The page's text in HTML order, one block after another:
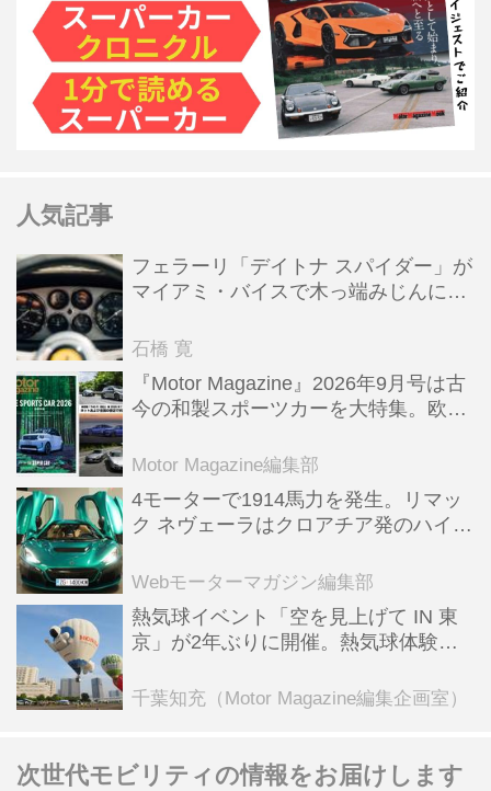
人気記事
フェラーリ「デイトナ スパイダー」が
マイアミ・バイスで木っ端みじんにな
石橋 寛
『Motor Magazine』2026年9月号は古
今の和製スポーツカーを大特集。欧州
Motor Magazine編集部
4モーターで1914馬力を発生。リマッ
ク ネヴェーラはクロアチア発のハイパ
全版／115】
Webモーターマガジン編集部
熱気球イベント「空を見上げて IN 東
京」が2年ぶりに開催。熱気球体験搭
ンテンツも
千葉知充（Motor Magazine編集企画室）
次世代モビリティの情報をお届けします